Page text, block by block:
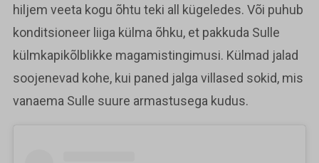
hiljem veeta kogu õhtu teki all kügeledes. Või puhub
konditsioneer liiga külma õhku, et pakkuda Sulle
külmkapikõlblikke magamistingimusi. Külmad jalad
soojenevad kohe, kui paned jalga villased sokid, mis
vanaema Sulle suure armastusega kudus.